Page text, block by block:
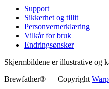
Support
Sikkerhet og tillit
Personvernerklæring
Vilkår for bruk
Endringsønsker
Skjermbildene er illustrative og
Brewfather® — Copyright